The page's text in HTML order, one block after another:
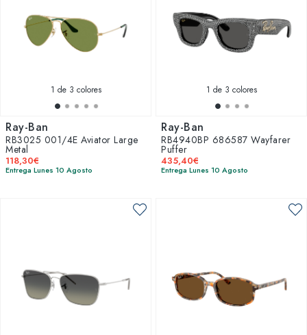
1 de 3 colores
Ray-Ban
RB3025 001/4E Aviator Large
Metal
118,30€
Entrega Lunes 10 Agosto
1 de 3 colores
Ray-Ban
RB4940BP 686587 Wayfarer
Puffer
435,40€
Entrega Lunes 10 Agosto